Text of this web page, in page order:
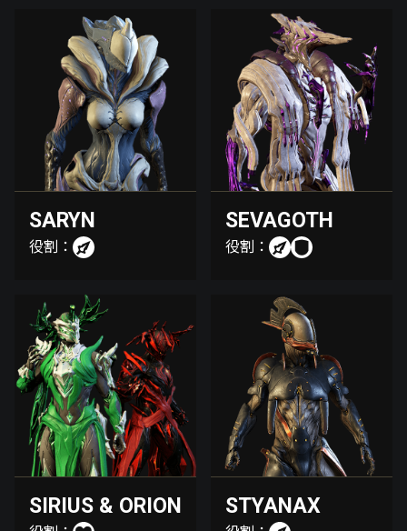
SARYN
役割：
SEVAGOTH
役割：
SIRIUS & ORION STYANAX